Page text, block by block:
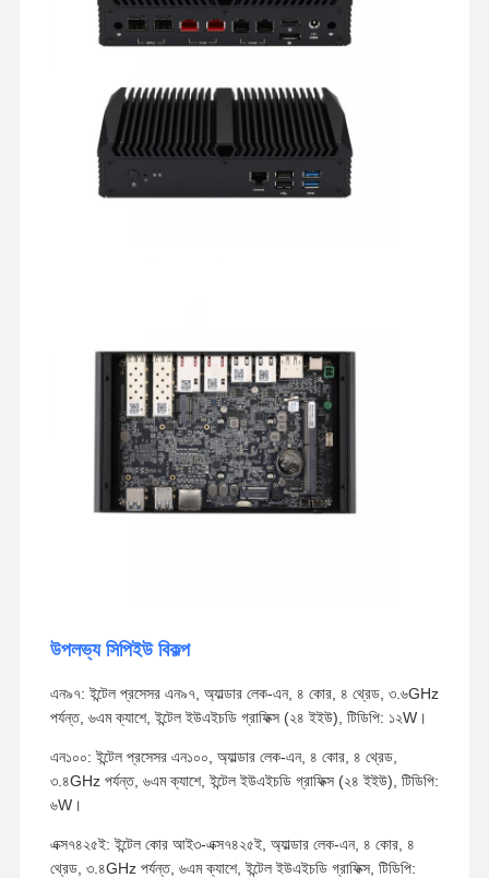
উপলভ্য সিপিইউ বিকল্প
এন৯৭: ইন্টেল প্রসেসর এন৯৭, অ্যাল্ডার লেক-এন, ৪ কোর, ৪ থ্রেড, ৩.৬GHz
পর্যন্ত, ৬এম ক্যাশে, ইন্টেল ইউএইচডি গ্রাফিক্স (২৪ ইইউ), টিডিপি: ১২W।
এন১০০: ইন্টেল প্রসেসর এন১০০, অ্যাল্ডার লেক-এন, ৪ কোর, ৪ থ্রেড,
৩.৪GHz পর্যন্ত, ৬এম ক্যাশে, ইন্টেল ইউএইচডি গ্রাফিক্স (২৪ ইইউ), টিডিপি:
৬W।
এক্স৭৪২৫ই: ইন্টেল কোর আই৩-এক্স৭৪২৫ই, অ্যাল্ডার লেক-এন, ৪ কোর, ৪
থ্রেড, ৩.৪GHz পর্যন্ত, ৬এম ক্যাশে, ইন্টেল ইউএইচডি গ্রাফিক্স, টিডিপি: